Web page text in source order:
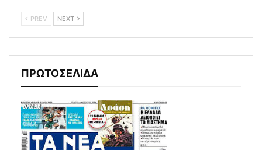
PREV NEXT
ΠΡΩΤΟΣΕΛΙΔΑ